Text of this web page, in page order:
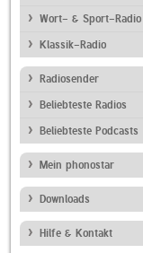
Wort- & Sport-Radio
Klassik-Radio
Radiosender
Beliebteste Radios
Beliebteste Podcasts
Mein phonostar
Downloads
Hilfe & Kontakt